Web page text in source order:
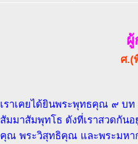
ศ.(
เราเคยได้ยินพระพุทธคุณ ๙ บ
สัมมาสัมพุทโธ ดังที่เราสวดกัน
คุณ พระวิสุทธิคุณ และพระมห